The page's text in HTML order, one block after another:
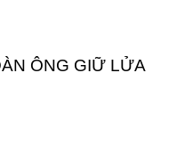
ÔNG GIỮ LỬA